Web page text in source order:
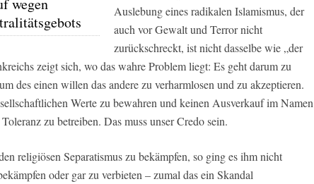
wegen
Auslebung eines radikalen Islamismus, der
auch vor Gewalt und Terror nicht
zurückschreckt, ist nicht dasselbe wie „der
zeigt sich, wo das wahre Problem liegt: Es geht darum zu
des einen willen das andere zu verharmlosen und zu akzeptieren.
Werte zu bewahren und keinen Ausverkauf im Namen
zu betreiben. Das muss unser Credo sein.
religiösen Separatismus zu bekämpfen, so ging es ihm nicht
oder gar zu verbieten – zumal das ein Skandal